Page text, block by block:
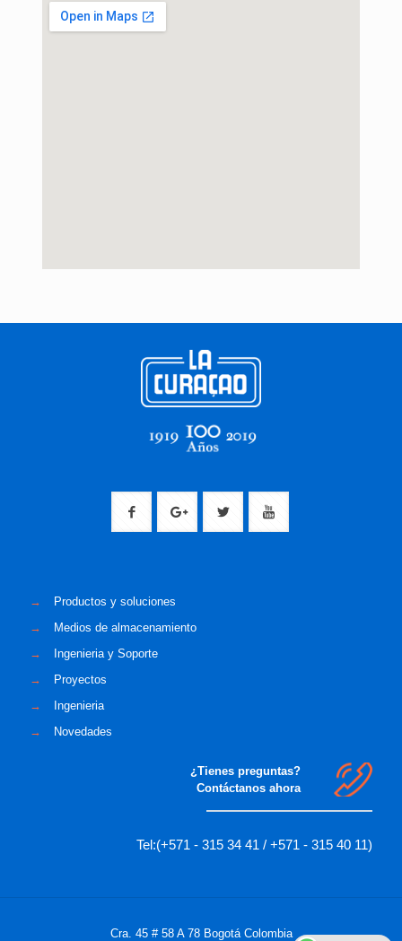
→
Productos y soluciones
→
Medios de almacenamiento
→
Ingenieria y Soporte
→
Proyectos
→
Ingenieria
→
Novedades
¿Tienes preguntas?
Contáctanos ahora
Tel:(+571 - 315 34 41 / +571 - 315 40 11)
Cra. 45 # 58 A 78 Bogotá Colombia